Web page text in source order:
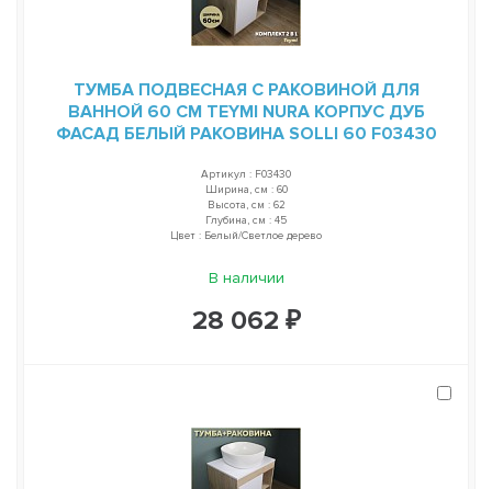
ТУМБА ПОДВЕСНАЯ С РАКОВИНОЙ ДЛЯ
ВАННОЙ 60 СМ TEYMI NURA КОРПУС ДУБ
ФАСАД БЕЛЫЙ РАКОВИНА SOLLI 60 F03430
Артикул : F03430
Ширина, см : 60
Высота, см : 62
Глубина, см : 45
Цвет : Белый/Светлое дерево
В наличии
28 062 ₽